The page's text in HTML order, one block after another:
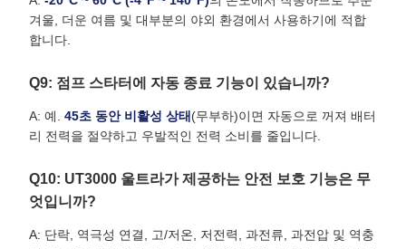
겨울, 더운 여름 및 대부분의 야외 환경에서 사용하기에 적합
합니다.
Q9: 점프 스타터에 자동 종료 기능이 있습니까?
A: 예. 45초 동안 비활성 상태 (무부하)이면 자동으로 꺼져 배터
리 전력을 절약하고 우발적인 전력 소비를 줄입니다.
Q10: UT3000 울트라가 제공하는 안전 보호 기능은 무
엇입니까?
A: 단락, 역극성 연결, 고/저온, 저전력, 과전류, 과전압 및 역충